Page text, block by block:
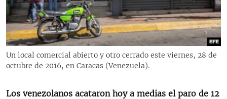
RADIO MARTÍ
ESPECIALES
ESPECIALES
LA REALIDAD DE LA VIVIENDA EN CUBA
MULTIMEDIA
EDITORIALES
SÍGUENOS
Un local comercial abierto y otro cerrado este viernes, 28 de
octubre de 2016, en Caracas (Venezuela).
Los venezolanos acataron hoy a medias el paro de 12